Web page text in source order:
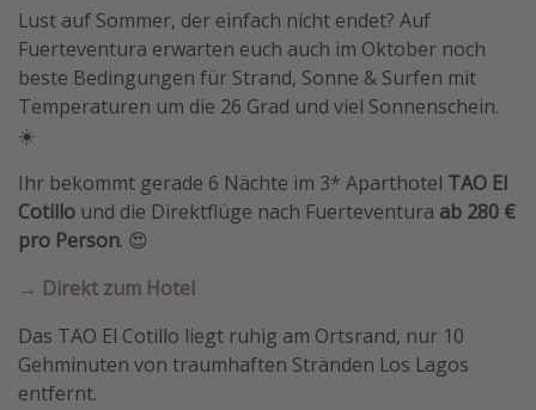
Lust auf Sommer, der einfach nicht endet? Auf
Fuerteventura erwarten euch auch im Oktober noch
beste Bedingungen für Strand, Sonne & Surfen mit
Temperaturen um die 26 Grad und viel Sonnenschein.
☀️
Ihr bekommt gerade 6 Nächte im 3* Aparthotel TAO El
Cotillo und die Direktflüge nach Fuerteventura ab 280 €
pro Person. 😍
→ Direkt zum Hotel
Das TAO El Cotillo liegt ruhig am Ortsrand, nur 10
Gehminuten von traumhaften Stränden Los Lagos
entfernt.